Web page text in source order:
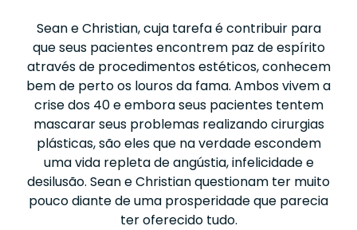
Sean e Christian, cuja tarefa é contribuir para
que seus pacientes encontrem paz de espírito
através de procedimentos estéticos, conhecem
bem de perto os louros da fama. Ambos vivem a
crise dos 40 e embora seus pacientes tentem
mascarar seus problemas realizando cirurgias
plásticas, são eles que na verdade escondem
uma vida repleta de angústia, infelicidade e
desilusão. Sean e Christian questionam ter muito
pouco diante de uma prosperidade que parecia
ter oferecido tudo.